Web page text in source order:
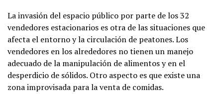
La invasión del espacio público por parte de los 32
vendedores estacionarios es otra de las situaciones que
afecta el entorno y la circulación de peatones. Los
vendedores en los alrededores no tienen un manejo
adecuado de la manipulación de alimentos y en el
desperdicio de sólidos. Otro aspecto es que existe una
zona improvisada para la venta de comidas.